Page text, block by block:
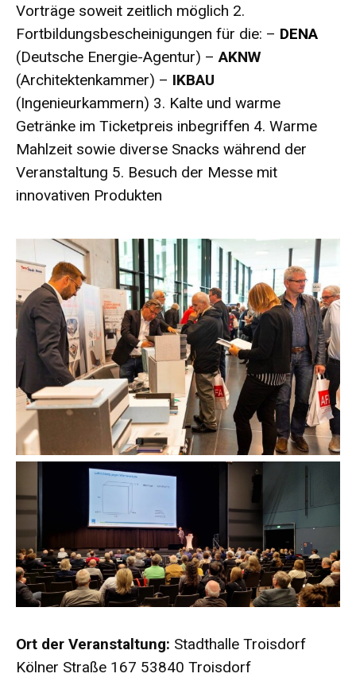
Vorträge soweit zeitlich möglich 2.
Fortbildungsbescheinigungen für die: – DENA
(Deutsche Energie-Agentur) – AKNW
(Architektenkammer) – IKBAU
(Ingenieurkammern) 3. Kalte und warme
Getränke im Ticketpreis inbegriffen 4. Warme
Mahlzeit sowie diverse Snacks während der
Veranstaltung 5. Besuch der Messe mit
innovativen Produkten
Ort der Veranstaltung: Stadthalle Troisdorf
Kölner Straße 167 53840 Troisdorf